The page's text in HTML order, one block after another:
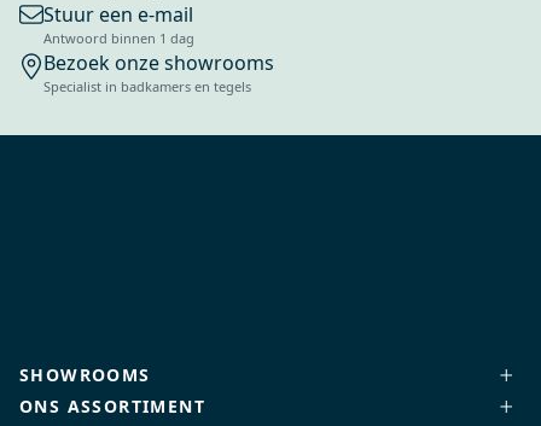
Stuur een e-mail
Antwoord binnen 1 dag
Bezoek onze showrooms
Specialist in badkamers en tegels
SHOWROOMS
ONS ASSORTIMENT